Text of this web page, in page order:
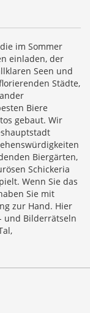
im Sommer
einladen, der
Seen und
Städte,
Biere
gebaut. Wir
Biergärten,
Schickeria
Wenn Sie das
Sie mit
zur Hand. Hier
und Bilderrätseln